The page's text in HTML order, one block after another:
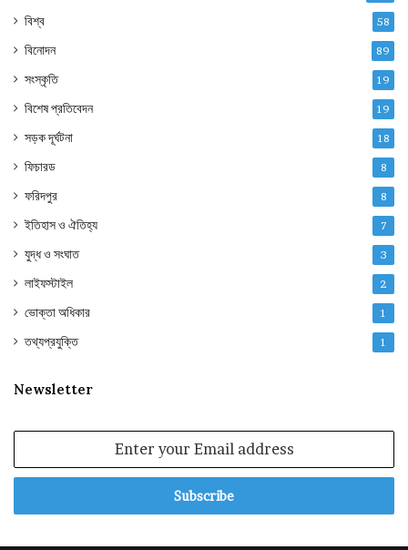
বিশ্ব 58
বিনোদন 89
সংস্কৃতি 19
বিশেষ প্রতিবেদন 19
সড়ক দূর্ঘটনা 18
ফিচারড 8
ফরিদপুর 8
ইতিহাস ও ঐতিহ্য 7
যুদ্ধ ও সংঘাত 3
লাইফস্টাইল 2
ভোক্তা অধিকার 1
তথ্যপ্রযুক্তি 1
Newsletter
Email